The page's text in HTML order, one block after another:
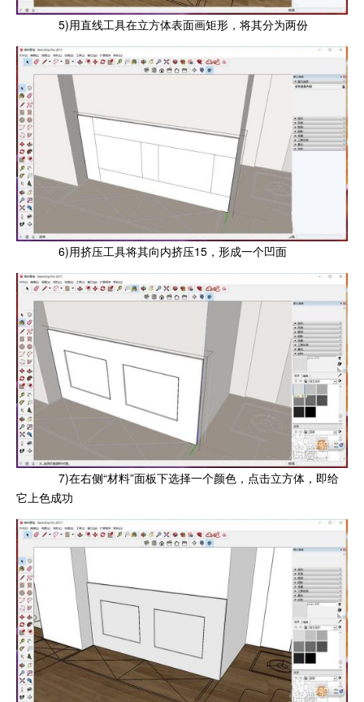
5)用直线工具在立方体表面画矩形，将其分为两份
6)用挤压工具将其向内挤压15，形成一个凹面
7)在右侧“材料”面板下选择一个颜色，点击立方体，即给
它上色成功